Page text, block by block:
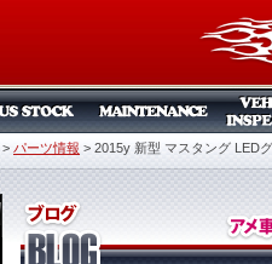
> パーツ情報 > 2015y 新型 マスタング LED